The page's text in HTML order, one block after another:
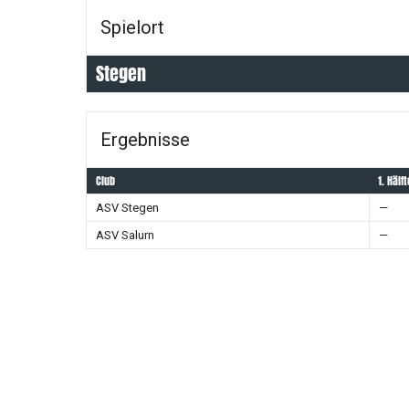
Spielort
Stegen
Ergebnisse
Club 1.
ASV Stegen —
ASV Salurn
—